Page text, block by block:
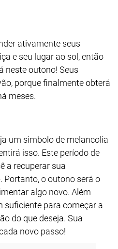
ativamente seus
e seu lugar ao sol, então
neste outono! Seus
porque finalmente obterá
meses.
um simbolo de melancolia
isso. Este período de
a recuperar sua
Portanto, o outono será o
algo novo. Além
suficiente para começar a
do que deseja. Sua
novo passo!